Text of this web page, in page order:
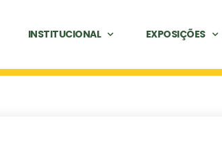
INSTITUCIONAL EXPOSIÇÕES